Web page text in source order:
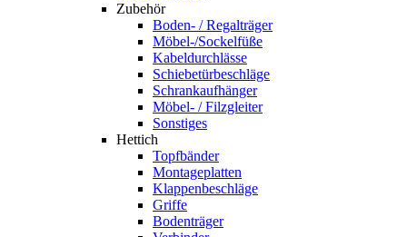
Zubehör
Boden- / Regalträger
Möbel-/Sockelfüße
Kabeldurchlässe
Schiebetürbeschläge
Schrankaufhänger
Möbel- / Filzgleiter
Sonstiges
Hettich
Topfbänder
Montageplatten
Klappenbeschläge
Griffe
Bodenträger